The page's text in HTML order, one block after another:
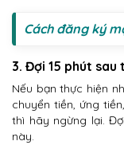
Cách đăng ký
3. Đợi 15 phút
Nếu bạn thực hiện
chuyển tiền, ứng tiền,
thì hãy ngừng lại.
này.